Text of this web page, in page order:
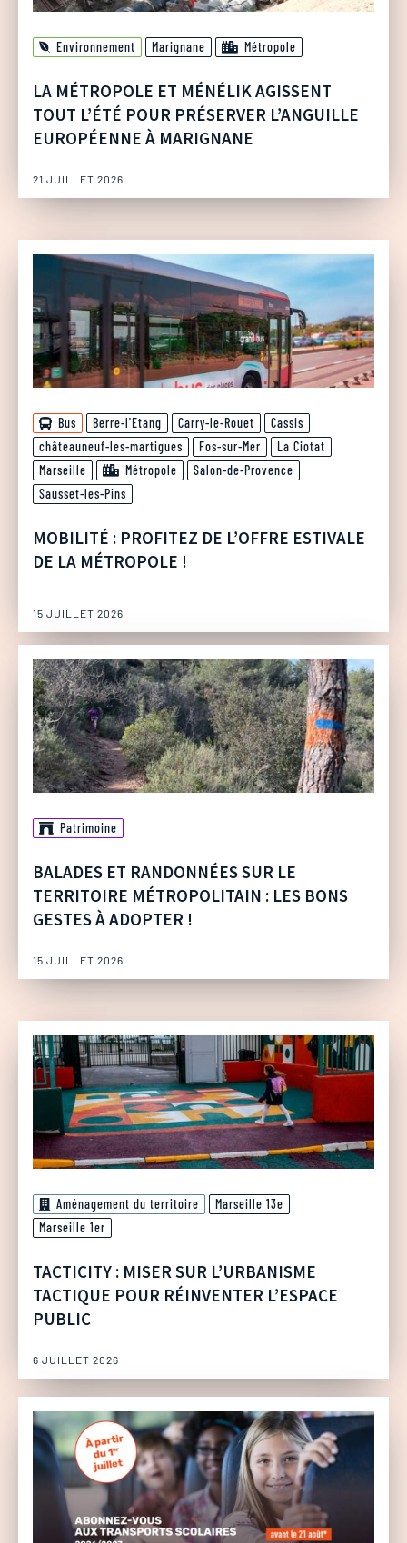
Environnement Marignane Métropole
LA MÉTROPOLE ET MÉNÉLIK AGISSENT
TOUT L’ÉTÉ POUR PRÉSERVER L’ANGUILLE
EUROPÉENNE À MARIGNANE
21 JUILLET 2026
Bus Berre-l'Etang Carry-le-Rouet
Cassis
châteauneuf-les-martigues
Fos-sur-Mer
La Ciotat
Marseille
Métropole
Salon-de-Provence
Sausset-les-Pins
MOBILITÉ : PROFITEZ DE L’OFFRE ESTIVALE
DE LA MÉTROPOLE !
15 JUILLET 2026
Patrimoine
BALADES ET RANDONNÉES SUR LE
TERRITOIRE MÉTROPOLITAIN : LES BONS
GESTES À ADOPTER !
15 JUILLET 2026
Aménagement du territoire
Marseille 13e
Marseille 1er
TACTICITY : MISER SUR L’URBANISME
TACTIQUE POUR RÉINVENTER L’ESPACE
PUBLIC
6 JUILLET 2026